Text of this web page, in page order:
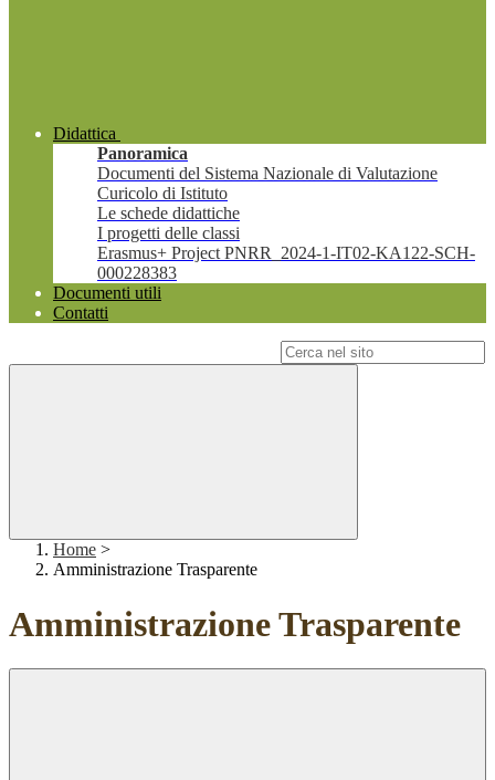
Didattica
Panoramica
Documenti del Sistema Nazionale di Valutazione
Curicolo di Istituto
Le schede didattiche
I progetti delle classi
Erasmus+ Project PNRR_2024-1-IT02-KA122-SCH-
000228383
Documenti utili
Contatti
Home >
Amministrazione Trasparente
Amministrazione Trasparente